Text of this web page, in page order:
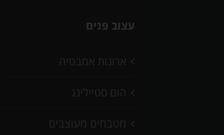
עצוב פנים
ארונות אמבטיה
הום סטיילינג
מטבחים מעוצבים